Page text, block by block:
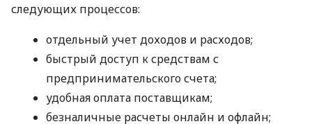
следующих процессов:
отдельный учет доходов и расходов;
быстрый доступ к средствам с
предпринимательского счета;
удобная оплата поставщикам;
безналичные расчеты онлайн и офлайн;